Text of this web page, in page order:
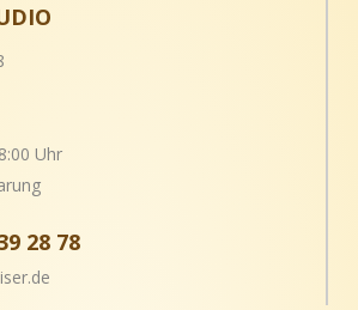
Uhr
28 78